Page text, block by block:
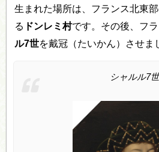
生まれた場所は、フランス北東
る ドンレミ村です。その後、フラ
ル7世を戴冠（たいかん）させま
シャルル7世